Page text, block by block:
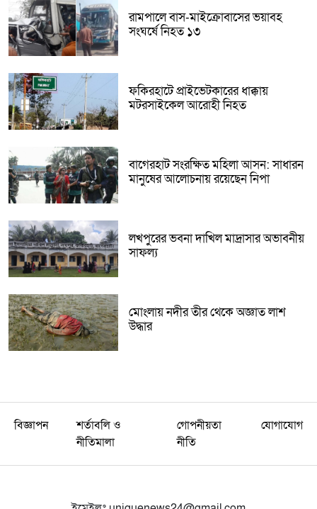
রামপালে বাস-মাইক্রোবাসের ভয়াবহ
সংঘর্ষে নিহত ১৩
ফকিরহাটে প্রাইভেটকারের ধাক্কায়
মটরসাইকেল আরোহী নিহত
বাগেরহাট সংরক্ষিত মহিলা আসন: সাধারন
মানুষের আলোচনায় রয়েছেন নিপা
লখপুরের ভবনা দাখিল মাদ্রাসার অভাবনীয়
সাফল্য
মোংলায় নদীর তীর থেকে অজ্ঞাত লাশ
উদ্ধার
বিজ্ঞাপন
শর্তাবলি ও
নীতিমালা
গোপনীয়তা
নীতি
যোগাযোগ